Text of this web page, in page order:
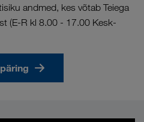
andmed, kes võtab Teiega
(E-R kl 8.00 - 17.00 Kesk-